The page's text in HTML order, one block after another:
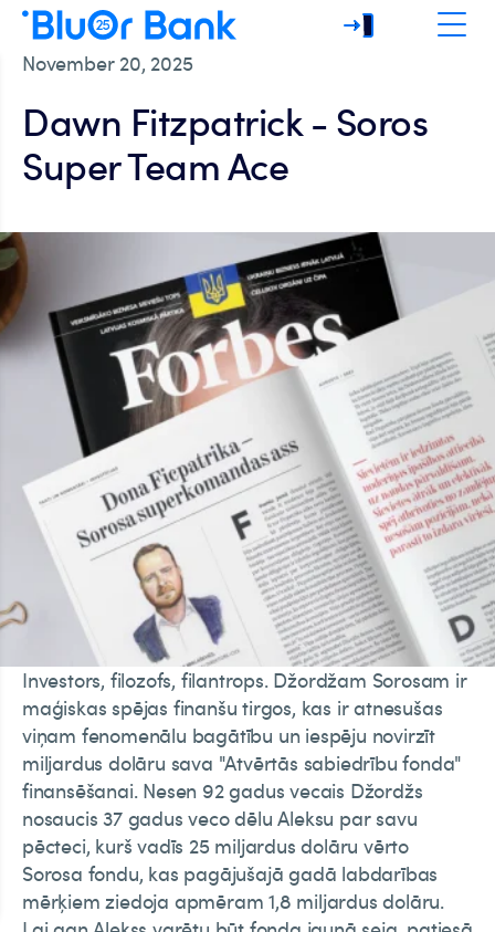
November 20, 2025
Dawn Fitzpatrick - Soros
Super Team Ace
Investors, filozofs, filantrops. Džordžam Sorosam ir
maģiskas spējas finanšu tirgos, kas ir atnesušas
viņam fenomenālu bagātību un iespēju novirzīt
miljardus dolāru sava "Atvērtās sabiedrību fonda"
finansēšanai. Nesen 92 gadus vecais Džordžs
nosaucis 37 gadus veco dēlu Aleksu par savu
pēcteci, kurš vadīs 25 miljardus dolāru vērto
Sorosa fondu, kas pagājušajā gadā labdarības
mērķiem ziedoja apmēram 1,8 miljardus dolāru.